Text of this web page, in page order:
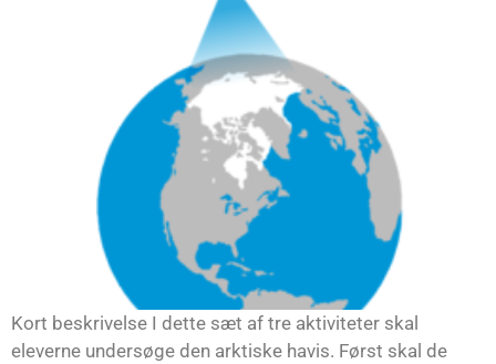
Kort beskrivelse I dette sæt af tre aktiviteter skal
eleverne undersøge den arktiske havis. Først skal de